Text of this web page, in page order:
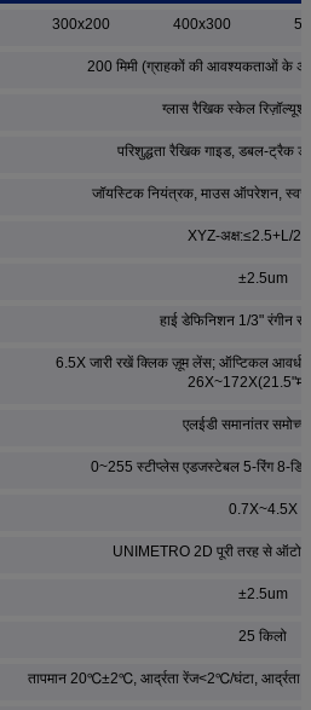
300x200 400x300
200 मिमी (ग्राहकों की आवश्यकताओं के
ग्लास रैखिक स्केल
परिशुद्धता रैखिक गाइड, डबल-ट्रैक
जॉयस्टिक नियंत्रक, माउस ऑपरेशन,
XYZ-अक्ष:≤2.5+L/
±2.5um
हाई डेफिनिशन 1/3" रंगीन
6.5X जारी रखें क्लिक ज़ूम लेंस; ऑप्टिकल
एलईडी समानांतर समोच्च
0~255 स्टीप्लेस एडजस्टेबल 5-रिंग 8-
0.7X~4.5X
UNIMETRO 2D पूरी तरह से ऑटो
±2.5um
25 किलो
तापमान 20℃±2℃, आर्द्रता रेंज<2℃/घंटा,